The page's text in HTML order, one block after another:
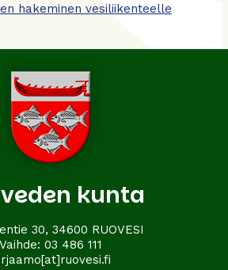
hakeminen vesiliikenteelle
kunta
30, 34600 RUOVESI
Vaihde: 03 486 111